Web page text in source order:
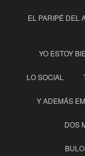
EL PARIPÉ DEL
YO ESTOY
LO SOCIAL
Y ADEMÁS
DOS